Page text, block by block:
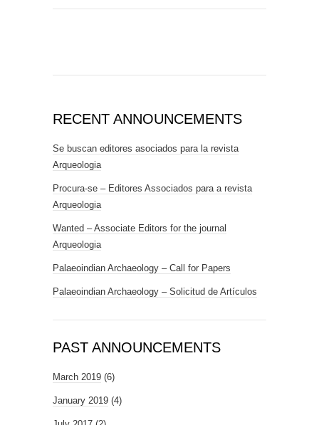
RECENT ANNOUNCEMENTS
Se buscan editores asociados para la revista
Arqueologia
Procura-se – Editores Associados para a revista
Arqueologia
Wanted – Associate Editors for the journal
Arqueologia
Palaeoindian Archaeology – Call for Papers
Palaeoindian Archaeology – Solicitud de Artículos
PAST ANNOUNCEMENTS
March 2019 (6)
January 2019 (4)